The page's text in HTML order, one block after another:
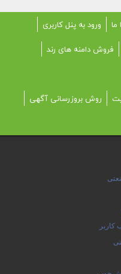
ورود به پنل کاربری
فروش دامنه های رند
روش بروزرسانی آگهی